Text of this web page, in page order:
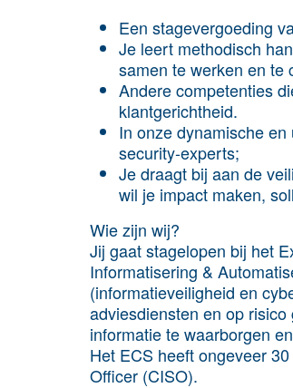
Een stagevergoeding
Je leert methodisch
samen te werken en te
Andere competenties
klantgerichtheid.
In onze dynamische
security-experts;
Je draagt bij aan de
wil je impact maken,
Wie zijn wij?
Jij gaat stagelopen bij het
Informatisering &
(informatieveiligheid en
adviesdiensten en op
informatie te waarborgen
Het ECS heeft ongeveer
Officer (CISO).